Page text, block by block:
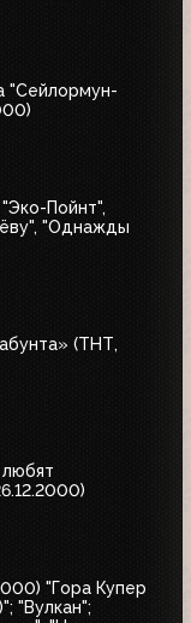
"Сейлормун-
Пойнт",
"Однажды
(ТНТ,
"Гора Купер
"Вулкан";